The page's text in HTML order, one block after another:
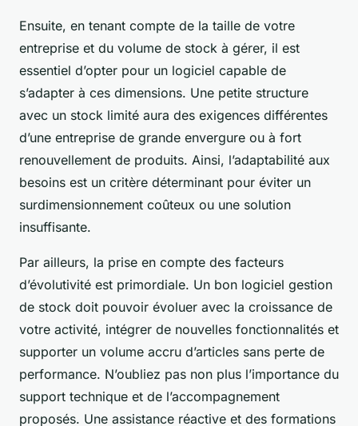
Ensuite, en tenant compte de la taille de votre
entreprise et du volume de stock à gérer, il est
essentiel d’opter pour un logiciel capable de
s’adapter à ces dimensions. Une petite structure
avec un stock limité aura des exigences différentes
d’une entreprise de grande envergure ou à fort
renouvellement de produits. Ainsi, l’adaptabilité aux
besoins est un critère déterminant pour éviter un
surdimensionnement coûteux ou une solution
insuffisante.
Par ailleurs, la prise en compte des facteurs
d’évolutivité est primordiale. Un bon logiciel gestion
de stock doit pouvoir évoluer avec la croissance de
votre activité, intégrer de nouvelles fonctionnalités et
supporter un volume accru d’articles sans perte de
performance. N’oubliez pas non plus l’importance du
support technique et de l’accompagnement
proposés. Une assistance réactive et des formations